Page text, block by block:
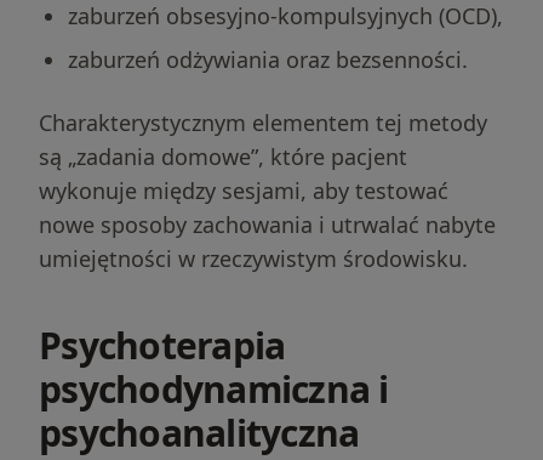
zaburzeń obsesyjno-kompulsyjnych (OCD),
zaburzeń odżywiania oraz bezsenności.
Charakterystycznym elementem tej metody
są „zadania domowe”, które pacjent
wykonuje między sesjami, aby testować
nowe sposoby zachowania i utrwalać nabyte
umiejętności w rzeczywistym środowisku.
Psychoterapia
psychodynamiczna i
psychoanalityczna